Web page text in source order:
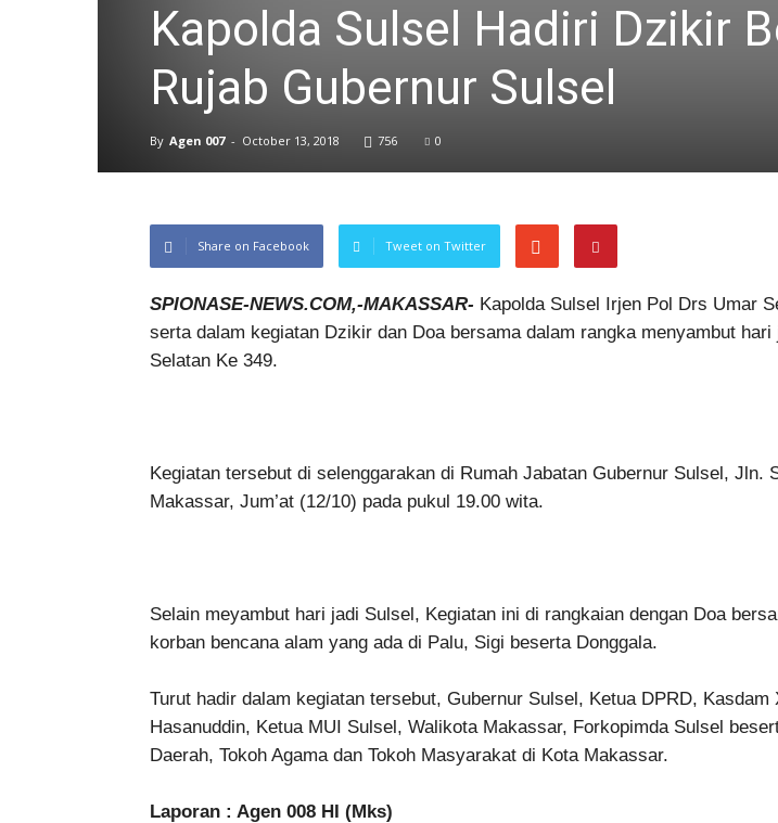
Kapolda Sulsel Hadiri Dzikir
Rujab Gubernur Sulsel
By Agen 007 - October 13, 2018 756 0
Share on Facebook Tweet on Twitter
SPIONASE-NEWS.COM,-MAKASSAR- Kapolda Sulsel Irjen Pol Drs Umar
serta dalam kegiatan Dzikir dan Doa bersama dalam rangka menyambut hari
Selatan Ke 349.
Kegiatan tersebut di selenggarakan di Rumah Jabatan Gubernur Sulsel, Jln.
Makassar, Jum’at (12/10) pada pukul 19.00 wita.
Selain meyambut hari jadi Sulsel, Kegiatan ini di rangkaian dengan Doa
korban bencana alam yang ada di Palu, Sigi beserta Donggala.
Turut hadir dalam kegiatan tersebut, Gubernur Sulsel, Ketua DPRD, Kasdam
Hasanuddin, Ketua MUI Sulsel, Walikota Makassar, Forkopimda Sulsel
Daerah, Tokoh Agama dan Tokoh Masyarakat di Kota Makassar.
Laporan : Agen 008 HI (Mks)